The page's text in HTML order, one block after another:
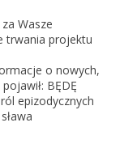
Wasze
trwania projektu
o nowych,
BĘDĘ
epizodycznych